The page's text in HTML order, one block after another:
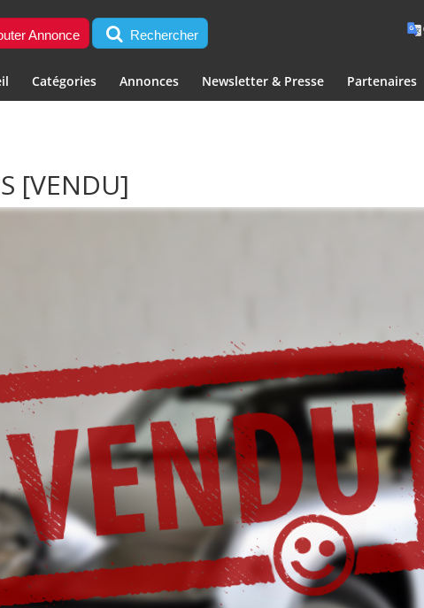
Annonce Rechercher
Catégories Annonces Newsletter & Presse Partenaires
[VENDU]